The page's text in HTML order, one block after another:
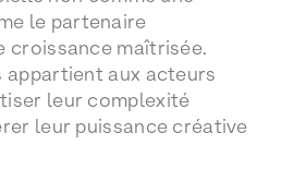
le partenaire
croissance maîtrisée.
appartient aux acteurs
leur complexité
leur puissance créative